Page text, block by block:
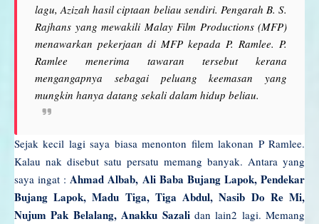
lagu, Azizah hasil ciptaan beliau sendiri. Pengarah B. S.
Rajhans yang mewakili Malay Film Productions (MFP)
menawarkan pekerjaan di MFP kepada P. Ramlee. P.
Ramlee menerima tawaran tersebut kerana
mengangapnya sebagai peluang keemasan yang
mungkin hanya datang sekali dalam hidup beliau.
Sejak kecil lagi saya biasa menonton filem lakonan P Ramlee.
Kalau nak disebut satu persatu memang banyak. Antara yang
saya ingat : Ahmad Albab, Ali Baba Bujang Lapok, Pendekar
Bujang Lapok, Madu Tiga, Tiga Abdul, Nasib Do Re Mi,
Nujum Pak Belalang, Anakku Sazalidan lain2 lagi. Memang